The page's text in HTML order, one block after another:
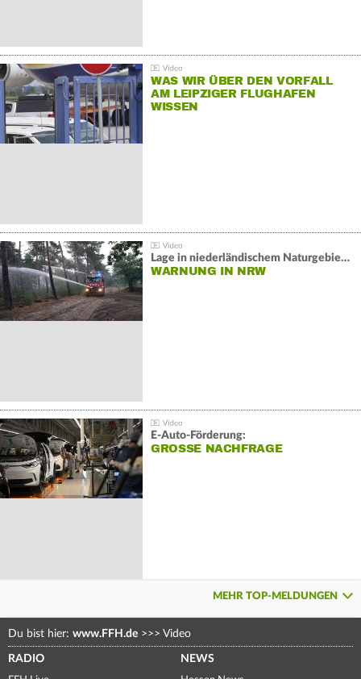
WAS WIR ÜBER DEN VORFALL
AM LEIPZIGER FLUGHAFEN
WISSEN
Lage in niederländischem Naturgebiet stabil
WARNUNG IN NRW
E-Auto-Förderung:
GROSSE NACHFRAGE
MEHR TOP-MELDUNGEN
Du bist hier: www.FFH.de >>> Video
RADIO NEWS